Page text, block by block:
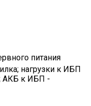
питания
нагрузки к ИБП
АКБ к ИБП -